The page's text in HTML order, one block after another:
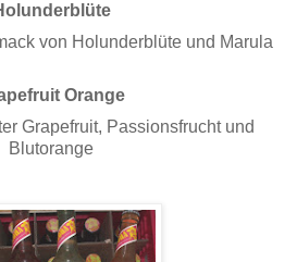
von Holunderblüte und Marula
Orange
Grapefruit, Passionsfrucht und
Blutorange